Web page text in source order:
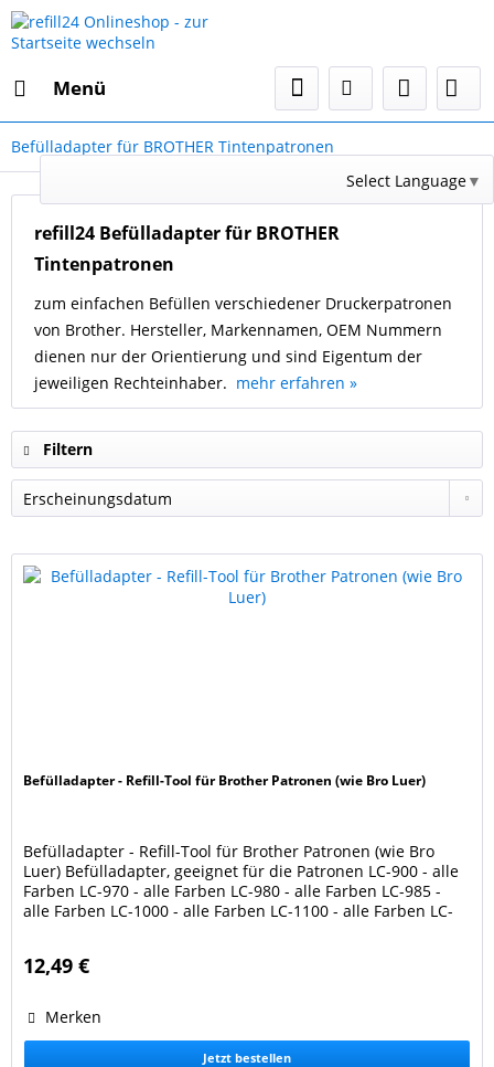
Menü
Select Language▼
Befülladapter für BROTHER Tintenpatronen
refill24 Befülladapter für BROTHER
Tintenpatronen
zum einfachen Befüllen verschiedener Druckerpatronen
von Brother. Hersteller, Markennamen, OEM Nummern
dienen nur der Orientierung und sind Eigentum der
jeweiligen Rechteinhaber. mehr erfahren »
Filtern
Befülladapter - Refill-Tool für Brother Patronen (wie Bro Luer)
Befülladapter - Refill-Tool für Brother Patronen (wie Bro
Luer) Befülladapter, geeignet für die Patronen LC-900 - alle
Farben LC-970 - alle Farben LC-980 - alle Farben LC-985 -
alle Farben LC-1000 - alle Farben LC-1100 - alle Farben LC-
223 - alle Farben LC-225 -...
12,49 €
Merken
Jetzt bestellen